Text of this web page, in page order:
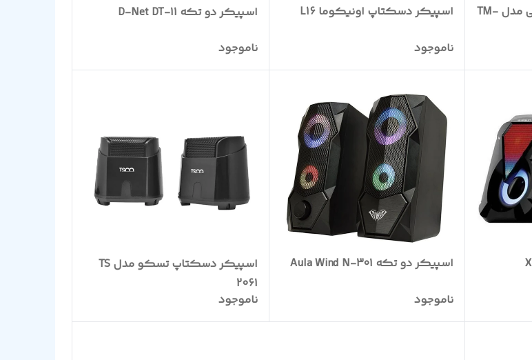
اسپیکر با سیم کیسونلی مدل TM-
اسپیکر دسکتاپ اونیکوما L16
ناموجود
اسپیکر دو تکه D-Net DT-11
ناموجود
اسپیکر دو تکه Aula Wind N-301
ناموجود
اسپیکر دسکتاپ تسکو مدل TS
2061
ناموجود